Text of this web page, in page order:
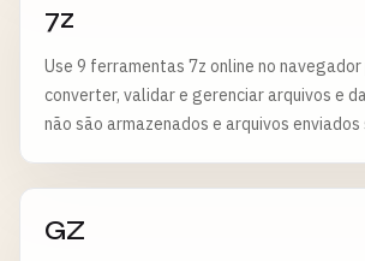
7z
Use 9 ferramentas 7z online no
converter, validar e gerenciar arquivos e
não são armazenados e arquivos
GZ